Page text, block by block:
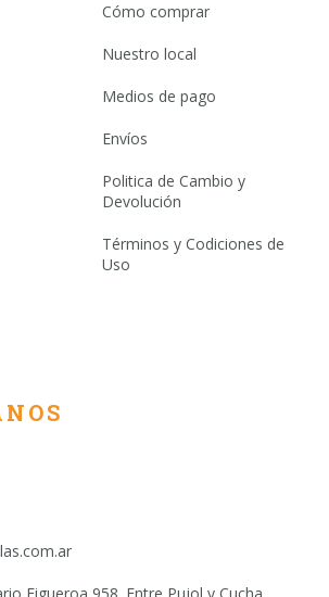
Cómo comprar
Nuestro local
Medios de pago
Envíos
Politica de Cambio y
Devolución
Términos y Codiciones de
Uso
Figueroa 958. Entre Pujol y Cucha